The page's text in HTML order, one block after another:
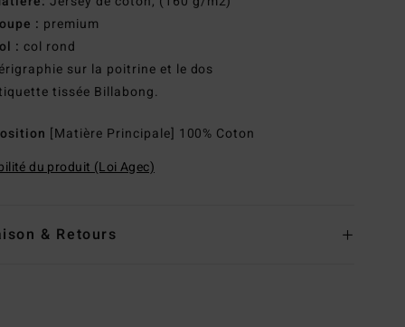
: premium
: col rond
sur la poitrine et le dos
tissée Billabong.
[Matière Principale] 100% Coton
du produit (Loi Agec)
& Retours